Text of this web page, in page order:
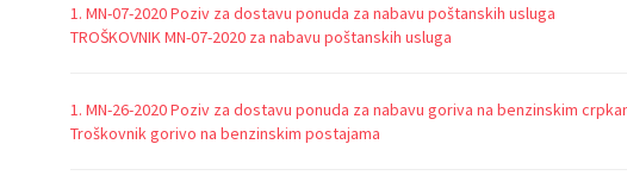
1. MN-07-2020 Poziv za dostavu ponuda za nabavu poštanskih usluga
TROŠKOVNIK MN-07-2020 za nabavu poštanskih usluga
1. MN-26-2020 Poziv za dostavu ponuda za nabavu goriva na benzinskim
Troškovnik gorivo na benzinskim postajama